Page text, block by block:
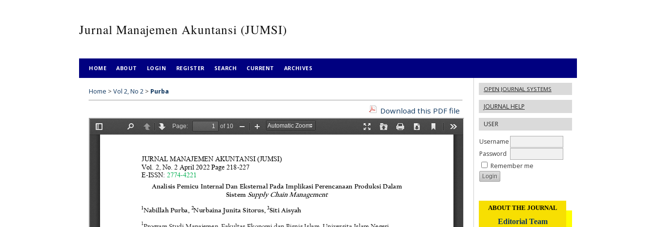
Jurnal Manajemen Akuntansi (JUMSI)
OPEN JOURNAL SYSTEMS
JOURNAL HELP
USER
Username
Password
Remember me
ABOUT THE JOURNAL
Editorial Team
HOME ABOUT LOGIN REGISTER SEARCH CURRENT ARCHIVES
Home > Vol 2, No 2 > Purba
Download this PDF file